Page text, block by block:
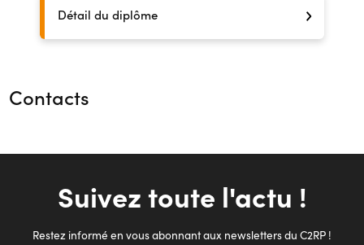
Détail du diplôme
Contacts
Suivez toute l'actu !
Restez informé en vous abonnant aux newsletters du C2RP !